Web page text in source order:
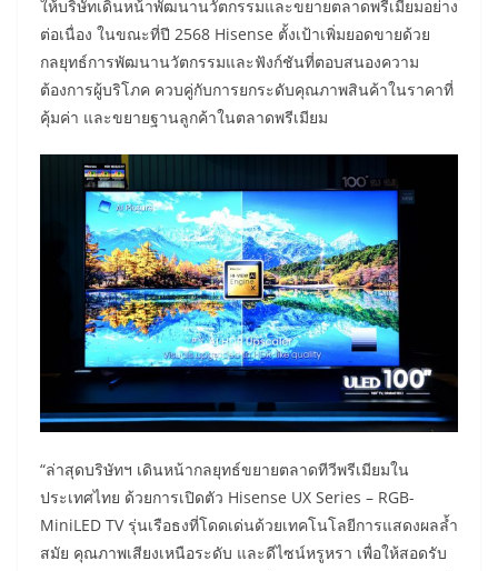
ให้บริษัทเดินหน้าพัฒนานวัตกรรมและขยายตลาดพรีเมียมอย่าง
ต่อเนื่อง ในขณะที่ปี 2568 Hisense ตั้งเป้าเพิ่มยอดขายด้วย
กลยุทธ์การพัฒนานวัตกรรมและฟังก์ชันที่ตอบสนองความ
ต้องการผู้บริโภค ควบคู่กับการยกระดับคุณภาพสินค้าในราคาที่
คุ้มค่า และขยายฐานลูกค้าในตลาดพรีเมียม
“ล่าสุดบริษัทฯ เดินหน้ากลยุทธ์ขยายตลาดทีวีพรีเมียมใน
ประเทศไทย ด้วยการเปิดตัว Hisense UX Series – RGB-
MiniLED TV รุ่นเรือธงที่โดดเด่นด้วยเทคโนโลยีการแสดงผลล้ำ
สมัย คุณภาพเสียงเหนือระดับ และดีไซน์หรูหรา เพื่อให้สอดรับ